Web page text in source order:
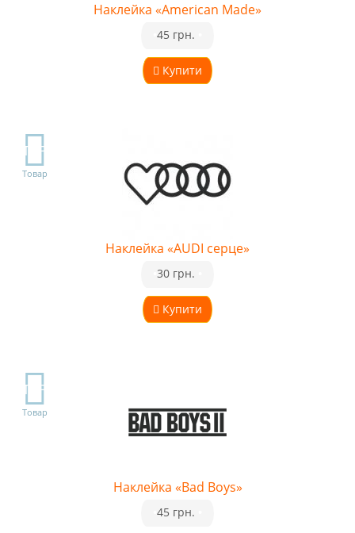
Наклейка «American Made»
Купити
45 грн.
TOP
Товар
Наклейка «AUDI серце»
Купити
30 грн.
TOP
Товар
Наклейка «Bad Boys»
45 грн.